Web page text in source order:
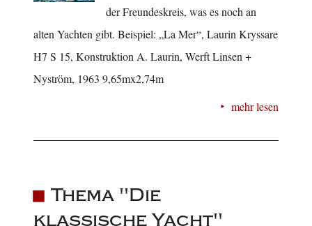
der Freundeskreis, was es noch an
alten Yachten gibt. Beispiel: „La Mer“, Laurin Kryssare
H7 S 15, Konstruktion A. Laurin, Werft Linsen +
Nyström, 1963 9,65mx2,74m
mehr lesen
Thema "Die
klassische Yacht"